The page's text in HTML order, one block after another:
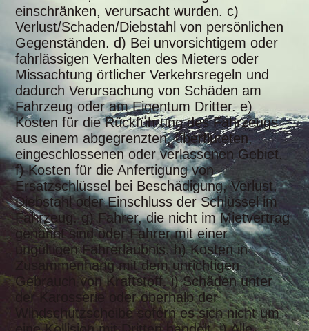
einschränken, verursacht wurden. c)
Verlust/Schaden/Diebstahl von persönlichen
Gegenständen. d) Bei unvorsichtigem oder
fahrlässigen Verhalten des Mieters oder
Missachtung örtlicher Verkehrsregeln und
dadurch Verursachung von Schäden am
Fahrzeug oder am Eigentum Dritter. e)
Kosten für die Rückführung des Fahrzeugs
aus einem abgegrenzten, überfluteten,
eingeschlossenen oder verlassenen Gebiet.
f) Kosten für die Anfertigung von
Ersatzschlüssel bei Beschädigung, Verlust,
Diebstahl oder Einschluss der Schlüssel im
Fahrzeug. g) Fahrer, die nicht im Mietvertrag
genannt sind oder Fahrer mit einer
ungültigen Fahrerlaubnis. h) Kosten in
Zusammenhang mit dem unrichtigen
Gebrauch von Kraftstoff. i) Schäden unter
der Karosserie oder oberhalb der
Windschutzscheibe sofern es sich nicht um